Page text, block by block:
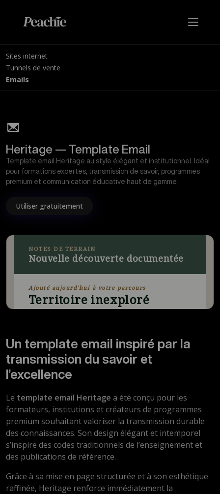
Sites internet
Tunnels de vente
Emails
Heritage — Template Email
Template email Heritage au style élégant et institutionnel. Idéal
pour formations expertes, transmission de savoir, programmes
premium et communication éducative haut de gamme.
Utiliser gratuitement
Un template email inspiré par la
transmission du savoir et
l’excellence
Le template email Heritage a été conçu pour les
formateurs, institutions et créateurs de programmes
premium souhaitant valoriser la transmission durable
des connaissances. Son design élégant et intemporel
s’inspire des codes traditionnels de l’enseignement et
des publications de référence.
Grâce à sa mise en page structurée et à son esthétique
raffinée, Heritage renforce immédiatement la